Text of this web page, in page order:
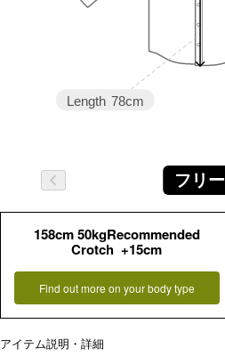
Length 78cm
フリー
158cm 50kgRecommended
Crotch +15cm
Find out more on your body type
アイテム説明・詳細